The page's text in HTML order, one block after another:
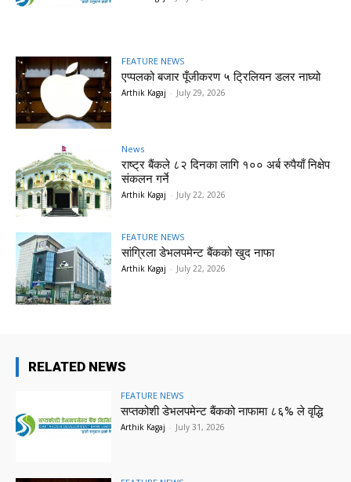
FEATURE NEWS
एप्पलको बजार पूँजीकरण ५ ट्रिलियन डलर नाघ्यो
Arthik Kagaj - July 29, 2026
News
राष्ट्र बैंकले ८२ दिनका लागि १०० अर्ब रुपैयाँ निक्षेप
संकलन गर्ने
Arthik Kagaj - July 22, 2026
FEATURE NEWS
सांग्रिला डेभलपमेन्ट बैंकको खुद नाफा
Arthik Kagaj - July 22, 2026
RELATED NEWS
FEATURE NEWS
सप्तकोशी डेभलपमेन्ट बैंकको नाफामा ८६% ले वृद्धि
Arthik Kagaj - July 31, 2026